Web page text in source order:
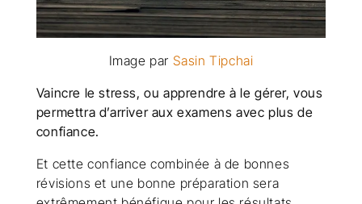
Image par Sasin Tipchai
Vaincre le stress, ou apprendre à le gérer, vous
permettra d’arriver aux examens avec plus de
confiance.
Et cette confiance combinée à de bonnes
révisions et une bonne préparation sera